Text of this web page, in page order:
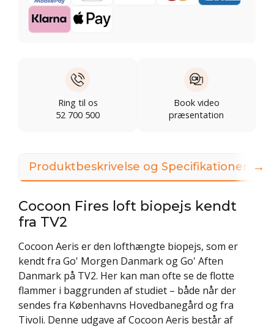
Ring til os
52 700 500
Book video
præsentation
Produktbeskrivelse og Specifikationer
Cocoon Fires loft biopejs kendt
fra TV2
Cocoon Aeris er den lofthængte biopejs, som er
kendt fra Go' Morgen Danmark og Go' Aften
Danmark på TV2. Her kan man ofte se de flotte
flammer i baggrunden af studiet – både når der
sendes fra Københavns Hovedbanegård og fra
Tivoli. Denne udgave af Cocoon Aeris består af
→